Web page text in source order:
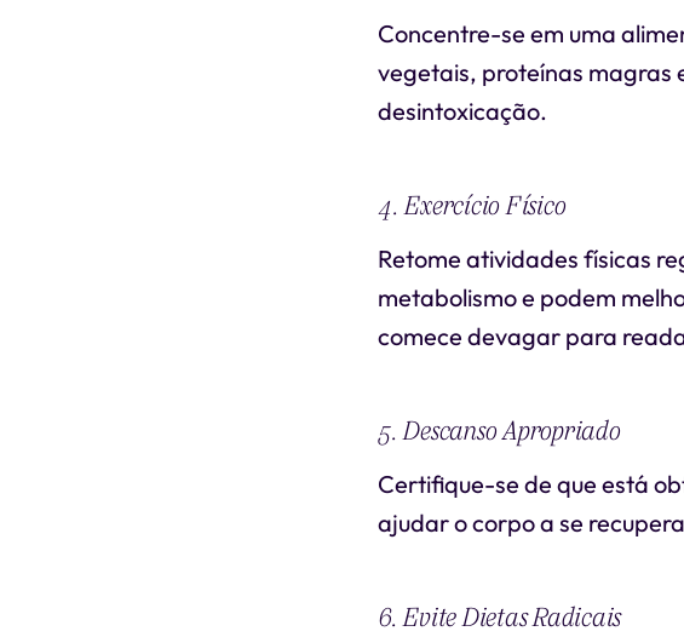
Concentre-se em uma
vegetais, proteínas magras
desintoxicação.
4. Exercício Físico
Retome atividades físicas
metabolismo e podem
comece devagar para
5. Descanso Apropriado
Certifique-se de que está
ajudar o corpo a se
6. Evite Dietas Radicais